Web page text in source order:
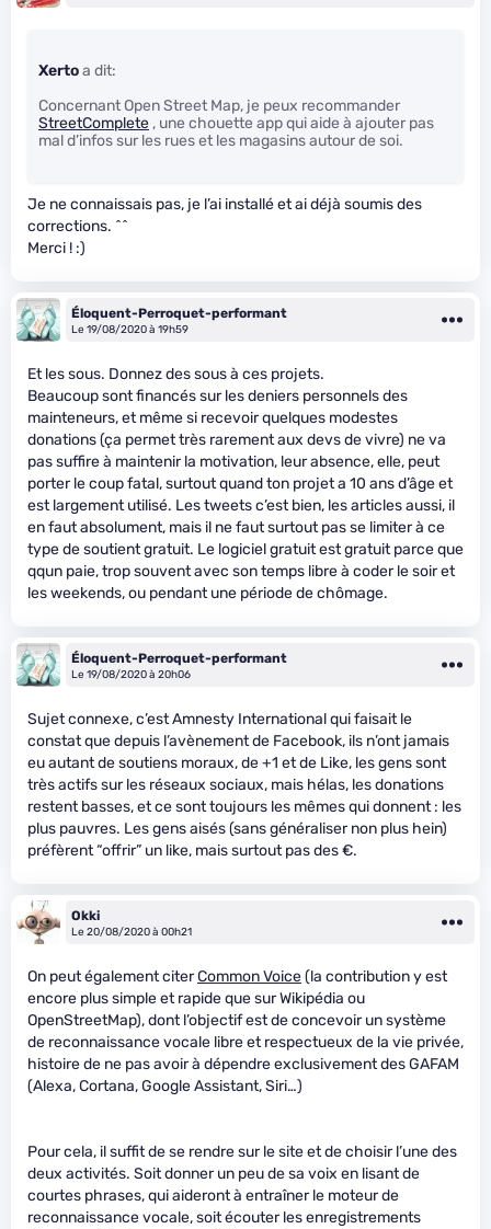
Xertoa dit:
Concernant Open Street Map, je peux recommander
StreetComplete , une chouette app qui aide à ajouter pas
mal d’infos sur les rues et les magasins autour de soi.
Je ne connaissais pas, je l’ai installé et ai déjà soumis des
corrections. ^^
Merci ! :)
Éloquent-Perroquet-performant
Le 19/08/2020 à 19h59
Et les sous. Donnez des sous à ces projets.
Beaucoup sont financés sur les deniers personnels des
mainteneurs, et même si recevoir quelques modestes
donations (ça permet très rarement aux devs de vivre) ne va
pas suffire à maintenir la motivation, leur absence, elle, peut
porter le coup fatal, surtout quand ton projet a 10 ans d’âge et
est largement utilisé. Les tweets c’est bien, les articles aussi, il
en faut absolument, mais il ne faut surtout pas se limiter à ce
type de soutient gratuit. Le logiciel gratuit est gratuit parce que
qqun paie, trop souvent avec son temps libre à coder le soir et
les weekends, ou pendant une période de chômage.
Éloquent-Perroquet-performant
Le 19/08/2020 à 20h06
Sujet connexe, c’est Amnesty International qui faisait le
constat que depuis l’avènement de Facebook, ils n’ont jamais
eu autant de soutiens moraux, de +1 et de Like, les gens sont
très actifs sur les réseaux sociaux, mais hélas, les donations
restent basses, et ce sont toujours les mêmes qui donnent : les
plus pauvres. Les gens aisés (sans généraliser non plus hein)
préfèrent “offrir” un like, mais surtout pas des €.
Okki
Le 20/08/2020 à 00h21
On peut également citerCommon Voice(la contribution y est
encore plus simple et rapide que sur Wikipédia ou
OpenStreetMap), dont l’objectif est de concevoir un système
de reconnaissance vocale libre et respectueux de la vie privée,
histoire de ne pas avoir à dépendre exclusivement des GAFAM
(Alexa, Cortana, Google Assistant, Siri…)
Pour cela, il suffit de se rendre sur le site et de choisir l’une des
deux activités. Soit donner un peu de sa voix en lisant de
courtes phrases, qui aideront à entraîner le moteur de
reconnaissance vocale, soit écouter les enregistrements